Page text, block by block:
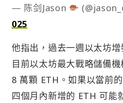
— 陈剑Jason
025
他指出，過去一週以太坊
目前以太坊最大戰略儲備
8 萬顆 ETH。如果以當前
四個月內新增的 ETH 可